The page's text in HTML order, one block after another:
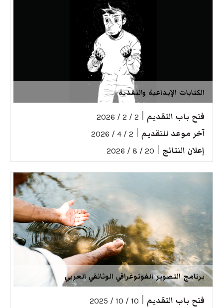
الكتابات الإبداعية والنقدية
فتح باب التقديم 2 / 2 / 2026
آخر موعد للتقديم 2 / 4 / 2026
إعلان النتائج 20 / 8 / 2026
برنامج التصوير الفوتوغرافي الوثائقي العربي
فتح باب التقديم 10 / 10 / 2025